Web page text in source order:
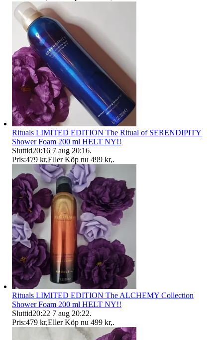
Rituals LIMITED EDITION The Ritual of SERENDIPITY
Shower Foam 200 ml HELT NY!!
Sluttid20:16 7 aug 20:16.
Pris:479 kr,Eller Köp nu 499 kr,.
Rituals LIMITED EDITION The ALCHEMY Collection
Shower Foam 200 ml HELT NY!!
Sluttid20:22 7 aug 20:22.
Pris:479 kr,Eller Köp nu 499 kr,.